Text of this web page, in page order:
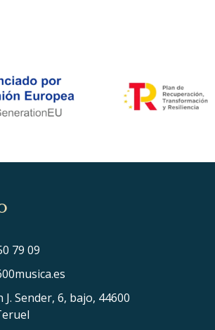
79 09
J. Sender, 6, bajo, 44600